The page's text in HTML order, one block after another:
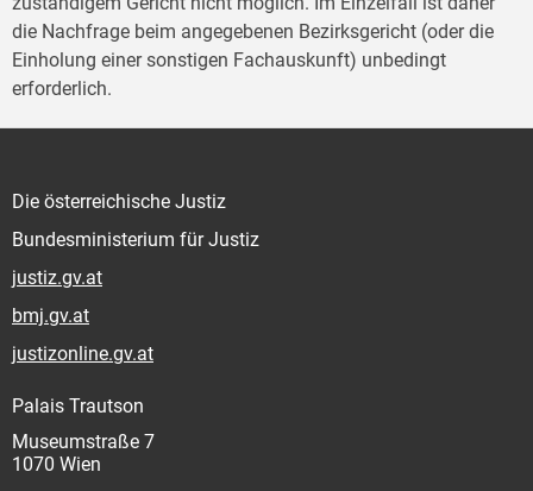
die Nachfrage beim angegebenen Bezirksgericht (oder die
Einholung einer sonstigen Fachauskunft) unbedingt
erforderlich.
Die österreichische Justiz
Bundesministerium für Justiz
justiz.gv.at
bmj.gv.at
justizonline.gv.at
Palais Trautson
Museumstraße 7
1070 Wien